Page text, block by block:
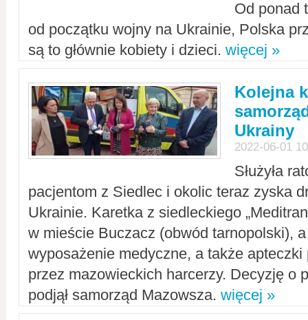
Od ponad
od początku wojny na Ukrainie, Polska
są to głównie kobiety i dzieci. więcej »
Kolejna
Ukrainy
2022-06-01
Służyła
pacjentom z Siedlec i okolic teraz zyska
Ukrainie. Karetka z siedleckiego
w mieście Buczacz (obwód tarnopolski),
wyposażenie medyczne, a także apteczki
przez mazowieckich harcerzy. Decyzję o
podjął samorząd Mazowsza. więcej »